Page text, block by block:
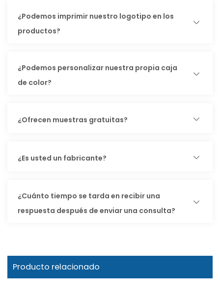
¿Podemos imprimir nuestro logotipo en los
productos?
¿Podemos personalizar nuestra propia caja
de color?
¿Ofrecen muestras gratuitas?
¿Es usted un fabricante?
¿Cuánto tiempo se tarda en recibir una
respuesta después de enviar una consulta?
Producto relacionado